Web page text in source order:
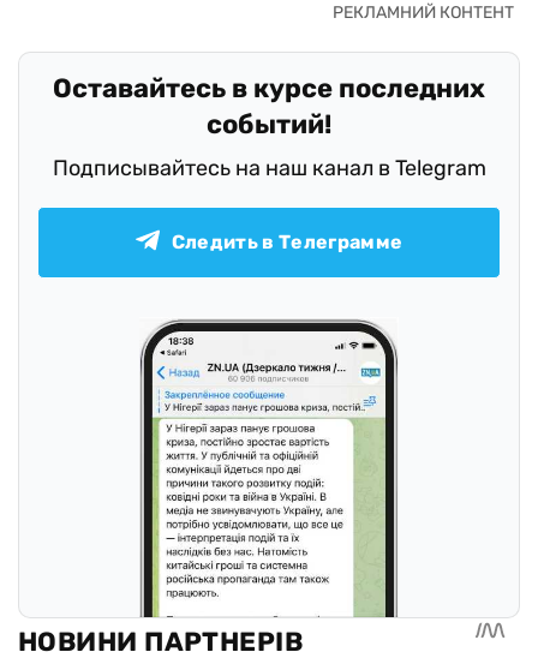
Оставайтесь в курсе последних
событий!
Подписывайтесь на наш канал в Telegram
Следить в Телеграмме